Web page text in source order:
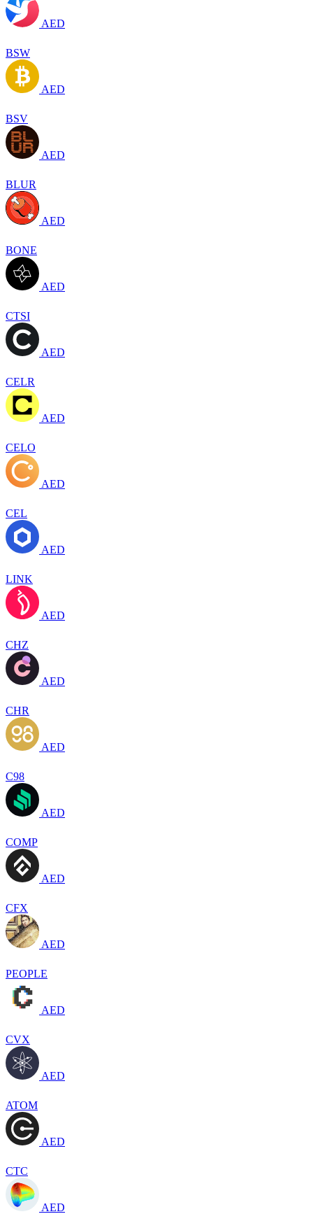
AED
BSW
AED
BSV
AED
BLUR
AED
BONE
AED
CTSI
AED
CELR
AED
CELO
AED
CEL
AED
LINK
AED
CHZ
AED
CHR
AED
C98
AED
COMP
AED
CFX
AED
PEOPLE
AED
CVX
AED
ATOM
AED
CTC
AED